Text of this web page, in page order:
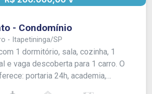
- Condomínio
- Itapetininga/SP
1 dormitório, sala, cozinha, 1
e vaga descoberta para 1 carro. O
portaria 24h, academia,